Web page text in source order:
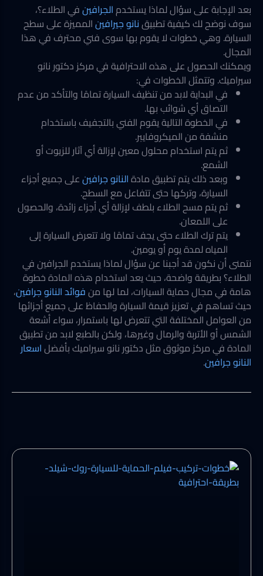
بعد الإجابة على سؤال لماذا يستخدمالجرافينفي الطلاء؟،
سوف نوضح لك كيفية تطبيقنانو جيرافينالمميزة على سطح
السيارة. وهي خطوات لا يقوم بها سوى فني محترف في هذا
المجال.
ويمكنك الحصول على هذه الاحترافية في مركز دكتور نانو
سيراميك. وتتمثل الخطوات في:
في البداية لابد من تنظيف السيارة تمامًا والتأكد من عدم
التصاق أي شوائب بها.
في الخطوة التالية يقوم الفني بالتجفيف باستخدام
منشفة من الميكروفايبر.
ثم يتم استخدام محلول معين لإزالة أي آثار للزيوت أو
الشمع.
وبعد ذلك يتم تطبيق مادةالنانو جرافينعلى جميع أجزاء
السيارة، وتركها حتى تتفاعل مع السطح.
ثم يتم مسح الطلاء بلطف لإزالة أي أجزاء زائدة، والحصول
على اللمعان.
يتم ترك الطلاء حتى يجف تمامًا ولا تتعرض السيارة إلى
المياه لمدة يوم أو يومين.
نتمنى أن نكون قد أجبنا عن سؤال لماذا يستخدم الجرافين في
الطلاء؟ بطريقة واضحة، حيث يعد استخدام هذه المادة خطوة
هامة في مجال حماية السيارات، لما لها منفوائد النانو جرافين،
حيث تساهم في تعزيز قيمة السيارة والحفاظ على جميع أجزائها
من العوامل المختلفة التي تتعرض لها باستمرار، سواء أشعة
الشمس أو الأتربة والرمال وغيرها، ولكن بالطبع لابد من تطبيق
المادة في مركز موثوق مثل دكتور نانو سيراميك بأفضلاسعار
النانو جرافين.